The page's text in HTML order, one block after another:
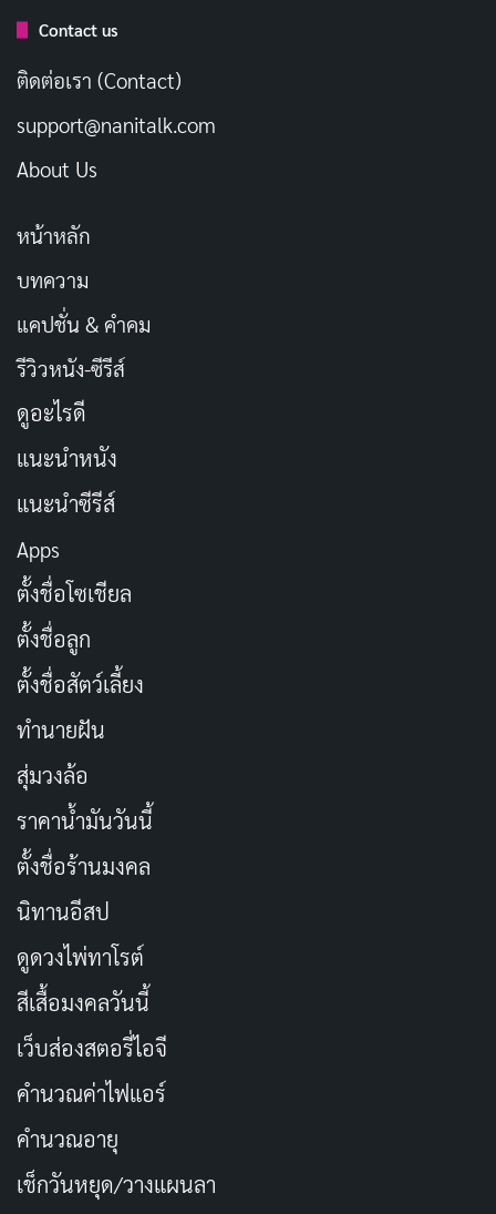
Contact us
ติดต่อเรา (Contact)
support@nanitalk.com
About Us
หน้าหลัก
บทความ
แคปชั่น & คำคม
รีวิวหนัง-ซีรีส์
ดูอะไรดี
แนะนำหนัง
แนะนำซีรีส์
Apps
ตั้งชื่อโซเชียล
ตั้งชื่อลูก
ตั้งชื่อสัตว์เลี้ยง
ทำนายฝัน
สุ่มวงล้อ
ราคาน้ำมันวันนี้
ตั้งชื่อร้านมงคล
นิทานอีสป
ดูดวงไพ่ทาโรต์
สีเสื้อมงคลวันนี้
เว็บส่องสตอรี่ไอจี
คำนวณค่าไฟแอร์
คำนวณอายุ
เช็กวันหยุด/วางแผนลา